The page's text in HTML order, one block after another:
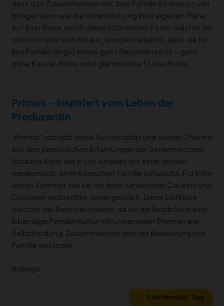
dass das Zusammensein mit ihrer Familie ihr ebenso viel
bringen kann wie die Verwirklichung ihrer eigenen Pläne.
Auf ihrer Reise durch diese turbulenten Ferien wächst sie
nicht nur über sich hinaus, sondern erkennt, dass sie für
ihre Familie längst etwas ganz Besonderes ist – ganz
ohne Karate-Kicks oder glamouröse Starauftritte.
Primos – inspiriert vom Leben der
Produzentin
„Primos“ schöpft seine Authentizität und seinen Charme
aus den persönlichen Erfahrungen der Serienmacherin
Natasha Kline, die in Los Angeles mit einer großen
mexikanisch-amerikanischen Familie aufwuchs. Für Kline
waren Sommer, die sie mit ihren zahlreichen Cousins und
Cousinen verbrachte, unvergesslich. Diese Einflüsse
machen die Serie besonders, da sie die Einblicke in eine
lebendige Familienkultur mit universellen Themen wie
Selbstfindung, Zusammenhalt und der Bedeutung von
Familie verbindet.
Anzeige
Cast Member Tipp